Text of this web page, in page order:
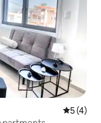
5 (4)